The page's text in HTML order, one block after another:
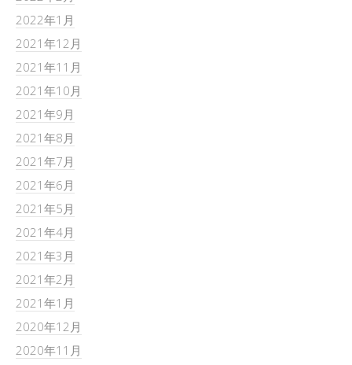
2022年1月
2021年12月
2021年11月
2021年10月
2021年9月
2021年8月
2021年7月
2021年6月
2021年5月
2021年4月
2021年3月
2021年2月
2021年1月
2020年12月
2020年11月